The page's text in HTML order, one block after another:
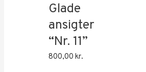
Glade
ansigter
“Nr. 11”
800,00kr.